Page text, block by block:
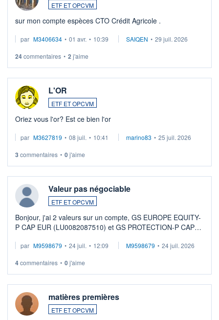
ETF ET OPCVM
sur mon compte espèces CTO Crédit Agricole .
par M3406634 • 01 avr. • 10:39 SAIQEN • 29 juil. 2026
24commentaires • 2 j'aime
L'OR
ETF ET OPCVM
Oriez vous l'or? Est ce bien l'or
par M3627819 • 08 juil. • 10:41 marino83 • 25 juil. 2026
3 commentaires • 0j'aime
Valeur pas négociable
ETF ET OPCVM
Bonjour, j'ai 2 valeurs sur un compte, GS EUROPE EQUITY-
P CAP EUR (LU0082087510) et GS PROTECTION-P CAP
veux procéder à la vente, on me signale ...
par M9598679 • 24 juil. • 12:09 M9598679 • 24 juil. 2026
4commentaires • 0j'aime
matières premières
ETF ET OPCVM